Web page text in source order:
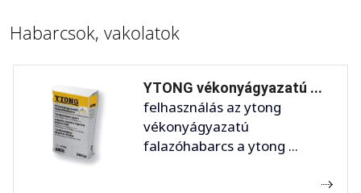
Habarcsok, vakolatok
YTONG vékonyágyazatú ...
felhasználás az ytong
vékonyágyazatú
falazóhabarcs a ytong ...